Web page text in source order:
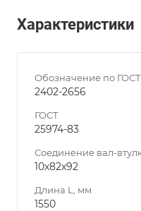
Характеристики
Обозначение по ГОСТ
2402-2656
ГОСТ
25974-83
Соединение вал-
10х82х92
Длина L, мм
1550